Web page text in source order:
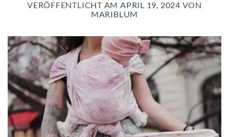
VERÖFFENTLICHT AM APRIL 19, 2024 VON
MARIBLUM